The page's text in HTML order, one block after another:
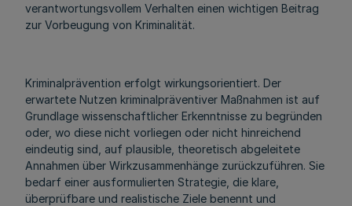
verantwortungsvollem Verhalten einen wichtigen Beitrag
zur Vorbeugung von Kriminalität.
Kriminalprävention erfolgt wirkungsorientiert. Der
erwartete Nutzen kriminalpräventiver Maßnahmen ist auf
Grundlage wissenschaftlicher Erkenntnisse zu begründen
oder, wo diese nicht vorliegen oder nicht hinreichend
eindeutig sind, auf plausible, theoretisch abgeleitete
Annahmen über Wirkzusammenhänge zurückzuführen. Sie
bedarf einer ausformulierten Strategie, die klare,
überprüfbare und realistische Ziele benennt und